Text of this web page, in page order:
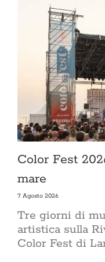
Color Fest
mare
7 Agosto 2026
Tre giorni di
artistica sulla
Color Fest di